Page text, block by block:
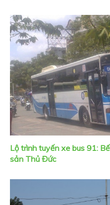
Lộ trình tuyến xe bus 91:
sản Thủ Đức